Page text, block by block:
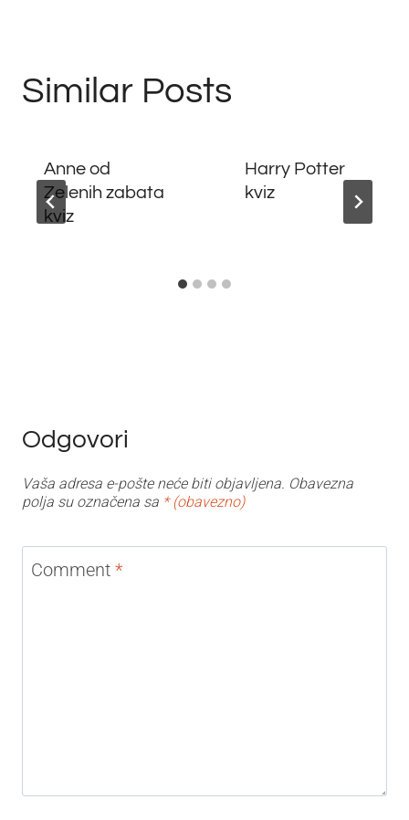
Similar Posts
Anne od
Zelenih zabata
kviz
Harry Potter
kviz
Odgovori
Vaša adresa e-pošte neće biti objavljena. Obavezna
polja su označena sa * (obavezno)
Comment *